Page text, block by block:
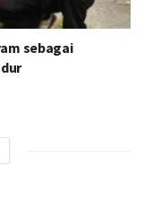
sebagai